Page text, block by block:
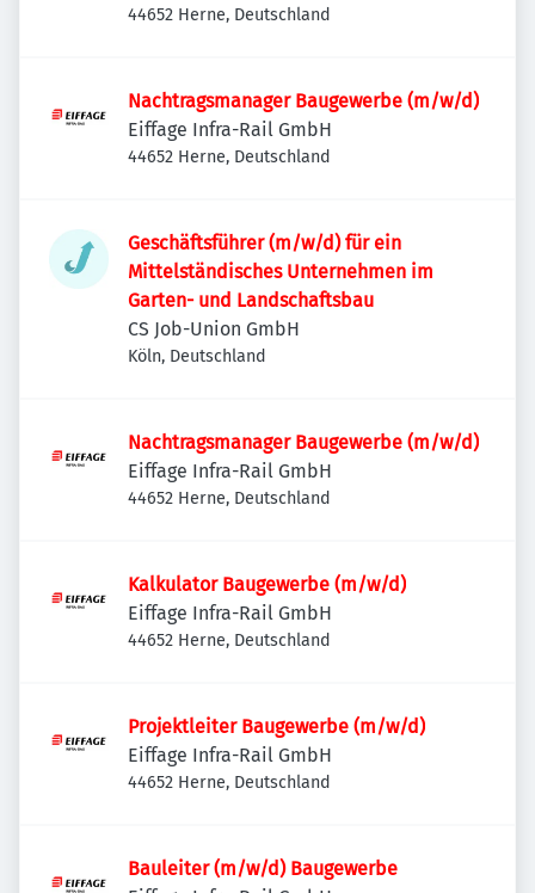
44652 Herne, Deutschland
Nachtragsmanager Baugewerbe (m/w/d)
Eiffage Infra-Rail GmbH
44652 Herne, Deutschland
Geschäftsführer (m/w/d) für ein
Mittelständisches Unternehmen im
Garten- und Landschaftsbau
CS Job-Union GmbH
Köln, Deutschland
Nachtragsmanager Baugewerbe (m/w/d)
Eiffage Infra-Rail GmbH
44652 Herne, Deutschland
Kalkulator Baugewerbe (m/w/d)
Eiffage Infra-Rail GmbH
44652 Herne, Deutschland
Projektleiter Baugewerbe (m/w/d)
Eiffage Infra-Rail GmbH
44652 Herne, Deutschland
Bauleiter (m/w/d) Baugewerbe